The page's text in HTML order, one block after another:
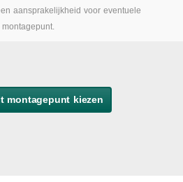
aansprakelijkheid voor eventuele
montagepunt kiezen